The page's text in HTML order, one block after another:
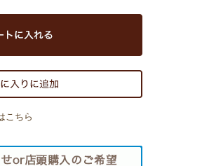
こちら